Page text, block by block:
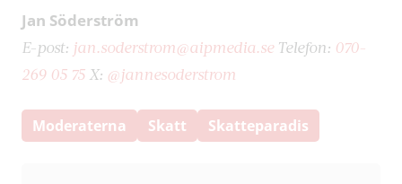
Jan Söderström
E-post: jan.soderstrom@aipmedia.seTelefon: 070-
269 05 75 X: @jannesoderstrom
Moderaterna Skatt Skatteparadis